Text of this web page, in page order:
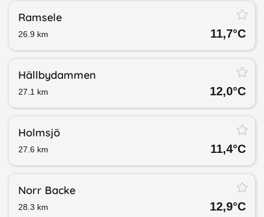
Ramsele
26.9 km 11,7°C
Hällbydammen
27.1 km 12,0°C
Holmsjö
27.6 km 11,4°C
Norr Backe
28.3 km 12,9°C